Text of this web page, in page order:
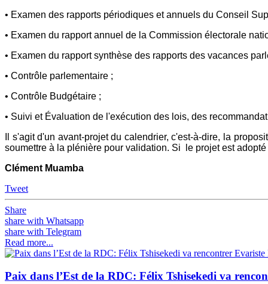
• Examen des rapports périodiques et annuels du Conseil
• Examen du rapport annuel de la Commission électorale
• Examen du rapport synthèse des rapports des vacances
• Contrôle parlementaire ;
• Contrôle Budgétaire ;
• Suivi et Évaluation de l'exécution des lois, des
Il s'agit d'un avant-projet du calendrier, c'est-à-dire, la
soumettre à la plénière pour validation. Si le projet est
Clément Muamba
Tweet
Share
share with Whatsapp
share with Telegram
Read more...
Paix dans l’Est de la RDC: Félix Tshisekedi va